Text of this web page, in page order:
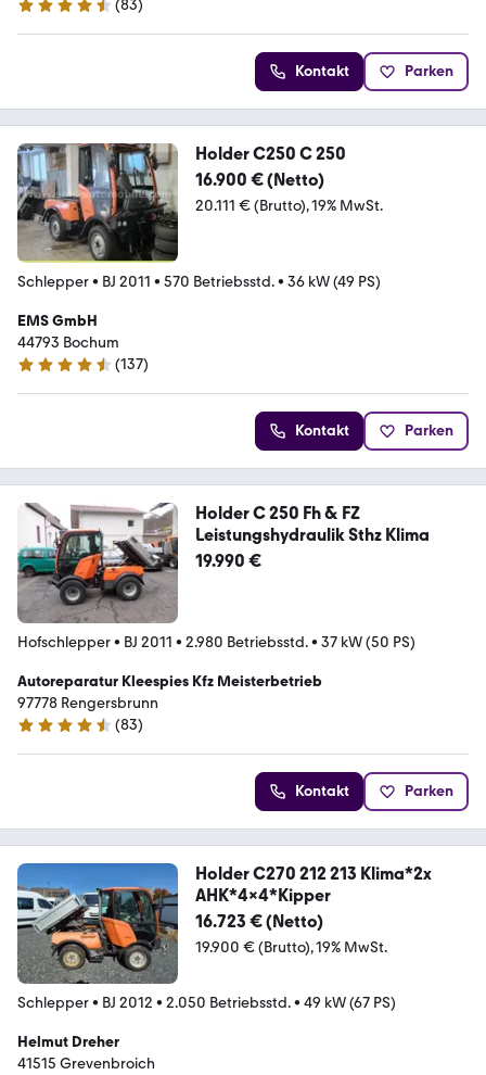
4.6 Sterne (83)
Kontakt Parken
Holder C250 C 250
16.900 € (Netto)
20.111 € (Brutto) 19% MwSt.
Schlepper• BJ 2011 • 570 Betriebsstd.• 36 kW (49 PS)
EMS GmbH
44793 Bochum
4.6 Sterne
(137)
Kontakt Parken
Holder C 250 Fh & FZ
Leistungshydraulik Sthz Klima
19.990 €
Hofschlepper• BJ 2011 • 2.980 Betriebsstd.• 37 kW (50 PS)
Autoreparatur Kleespies Kfz Meisterbetrieb
97778 Rengersbrunn
4.6 Sterne
(83)
Kontakt Parken
Holder C270 212 213 Klima*2x
AHK*4x4*Kipper
16.723 € (Netto)
19.900 € (Brutto) 19% MwSt.
Schlepper• BJ 2012 • 2.050 Betriebsstd.• 49 kW (67 PS)
Helmut Dreher
41515 Grevenbroich